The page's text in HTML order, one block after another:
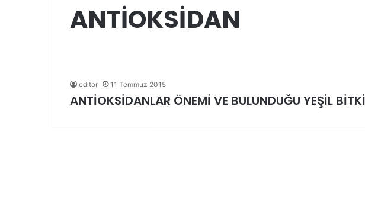
ANTİOKSİDAN
editor 11 Temmuz 2015
ANTİOKSİDANLAR ÖNEMİ VE BULUNDUĞU YEŞİL